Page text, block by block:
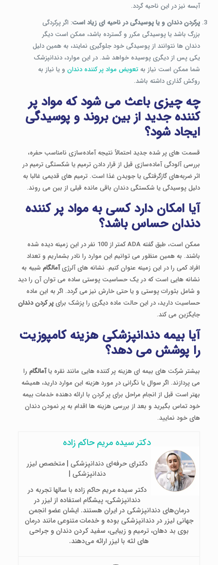
آبسه نیز در این ناحیه گردد.
پرکردن دندان و یا پوسیدگی در ناحیه ای زیاد است: اگر پرکردگی
بزرگ باشد یا پوسیدگی مکرر و گسترده باشد، ممکن است دیگر
دندان ها نتوانند از پوسیدگی خود جلوگیری نمایند، به همین دلیل
یکی پس از دیگری پوسیده خواهد شد. در این موارد، دندانپزشک
شما ممکن است نیاز به تعویض مواد پر کننده دندانو یا نیاز به
روکش گذاری داشته باشد.
چه چیزی باعث می شود که مواد پر
کننده جدید از بین بروند و پوسیدگی
ایجاد شود؟
قسمت های پر شده جدید احتمالاً نتیجه آماده‌سازی نامناسب حفره،
بررسی آلودگی آماده‌سازی قبل از قرار دادن ترمیم یا شکستگی ترمیم در
اثر ضربه‌های گازگرفتگی یا جویدن غذا است. ترمیم های قدیمی غالبا به
دلیل پوسیدگی یا شکستگی دندان باقی مانده قبلی از بین می روند.
آیا امکان دارد کسی به مواد پر کننده
دندان حساس باشد؟
ممکن است، طبق گفته ADA کمتر از 100 نفر در این زمینه دیده شده
باشند. به همین منظور می توانیم این موارد را نادر بشماریم و تعداد
افراد کمی را در این زمینه عنوان کنیم. نشانه های آلرژیآمالگامشبیه به
نشانه هایی است که در یک حساسیت پوستی ساده می توان آن را دید
و شامل بثورات پوستی و یا حتی خارش نیز می گردد. اگر به این ماده
حساسیت دارید، در این حالت ماده دیگری را پزشک برایپر کردن دندان
جایگزین می کند.
آیا بیمه دندانپزشکی هزینه کامپوزیت
را پوشش می دهد؟
بیشتر شرکت های بیمه ای هزینه پر کننده هایی مانند نقره یاآمالگامرا
می پردازند. اگر سوال یا نگرانی در مورد هزینه این موارد دارید، همیشه
بهتر است قبل از انجام مراحل برای پر کردن با ارائه دهنده خدمات بیمه
خود تماس بگیرید و بعد از بررسی هزینه ها اقدام به پر نمودن دندان
های خود نمایید.
دکتر سیده مریم حاکم زاده
دکترای حرفه‌ای دندانپزشکی | متخصص لیزر
دندانپزشکی |
دکتر سیده مریم حاکم زاده با سالها تجربه در
دندانپزشکی، پیشگام استفاده از لیزر در
درمان‌های دندانپزشکی در ایران هستند. ایشان عضو انجمن
جهانی لیزر در دندانپزشکی بوده و خدمات متنوعی مانند درمان
بوی بد دهان، ترمیم و زیبایی، سفید کردن دندان و جراحی
های لثه با لیزر ارائه می‌دهند.